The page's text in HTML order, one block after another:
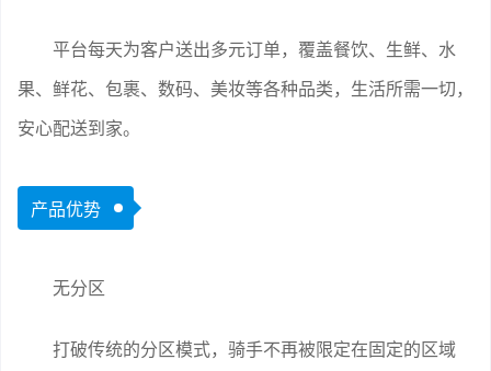
平台每天为客户送出多元订单，覆盖餐饮、生鲜、水
果、鲜花、包裹、数码、美妆等各种品类，生活所需一切，
安心配送到家。
产品优势
无分区
打破传统的分区模式，骑手不再被限定在固定的区域